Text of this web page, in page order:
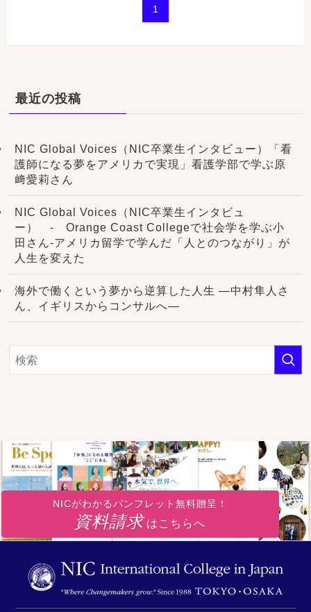
1
最近の投稿
NIC Global Voices（NIC卒業生インタビュー）「看
護師になる夢をアメリカで実現」看護学部で学ぶ原
﨑愛莉さん
NIC Global Voices（NIC卒業生インタビュ
ー） - Orange Coast Collegeで社会学を学ぶ小
田さん-アメリカ留学で学んだ「人とのつながり」が
人生を変えた
海外で働くという夢から逆算した人生 ―中村隼人さ
ん、イギリスからコンサルへ―
NICがわかるパンフレット無料贈呈！
資料請求 はこちらへ